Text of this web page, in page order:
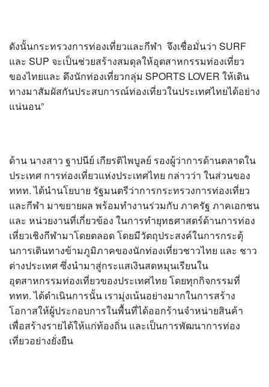
ดังนั้นกระทรวงการท่องเที่ยวและกีฬา จึงเชื่อมั่นว่า SURF
และ SUP จะเป็นช่วยสร้างสมดุลให้อุตสาหกรรมท่องเที่ยว
ของไทยและ ดึงนักท่องเที่ยวกลุ่ม SPORTS LOVER ให้เดิน
ทางมาสัมผัสกันประสบการณ์ท่องเที่ยวในประเทศไทยได้อย่าง
แน่นอน”
ด้าน นางสาว ฐาปนีย์ เกียรติไพบูลย์ รองผู้ว่าการด้านตลาดใน
ประเทศ การท่องเที่ยวแห่งประเทศไทย กล่าวว่า ในส่วนของ
ททท. ได้นำนโยบาย รัฐมนตรีว่าการกระทรวงการท่องเที่ยว
และกีฬา มาขยายผล พร้อมทำงานร่วมกับ ภาครัฐ ภาคเอกชน
และ หน่วยงานที่เกี่ยวข้อง ในการทำยุทธศาสตร์ด้านการท่อง
เหี่ยวเชิงกีฬามาโดยตลอด โดยมีวัตถุประสงค์ในการกระตุ้
นการเดินทางข้ามภูมิภาคของนักท่องเที่ยวชาวไทย และ ชาว
ต่างประเทศ ซึ่งนำมาสู่กระแสเงินสดหมุนเรียนใน
อุตสาหกรรมท่องเที่ยวของประเทศไทย โดยทุกกิจกรรมที่
ททท. ได้ดำเนินการนั้น เรามุ่งเน้นอย่างมากในการสร้าง
โอกาสให้ผู้ประกอบการในพื้นที่ได้ออกร้านจำหน่ายสินค้า
เพื่อสร้างรายได้ให้แก่ท้องถิ่น และเป็นการพัฒนาการท่อง
เที่ยวอย่างยั่งยืน